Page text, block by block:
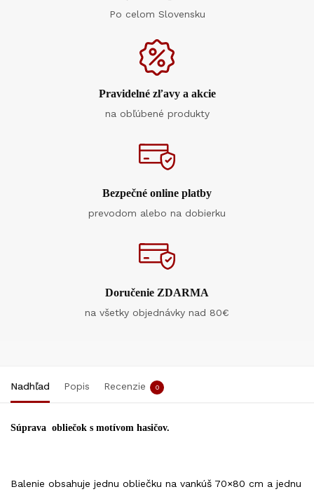
Po celom Slovensku
Pravidelné zľavy a akcie
na obľúbené produkty
Bezpečné online platby
prevodom alebo na dobierku
Doručenie ZDARMA
na všetky objednávky nad 80€
Nadhľad Popis Recenzie 0
Súprava obliečok s motívom hasičov.
Balenie obsahuje jednu obliečku na vankúš 70×80 cm a jednu